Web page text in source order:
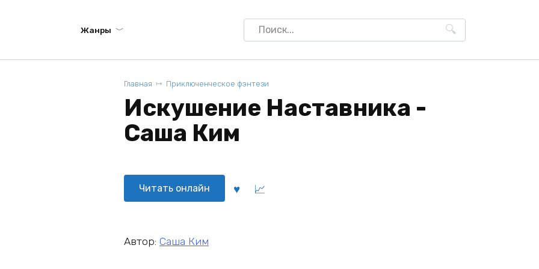
Жанры
Search
for:
Главная Приключенческое фэнтези
Искушение Наставника -
Саша Ким
Читать онлайн
Автор: Саша Ким